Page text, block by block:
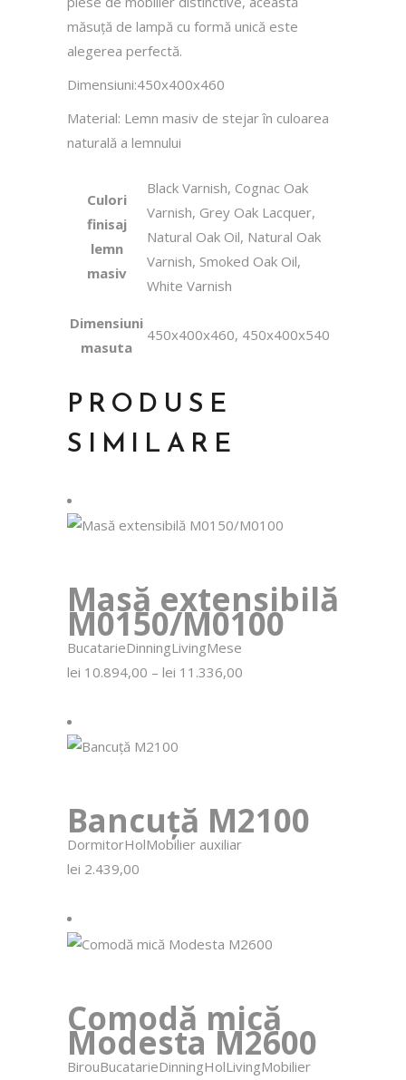
măsuță de lampă cu formă unică este
alegerea perfectă.
Dimensiuni:450х400х460
Material: Lemn masiv de stejar în culoarea
naturală a lemnului
Culori
finisaj
lemn
masiv
Black Varnish, Cognac Oak
Varnish, Grey Oak Lacquer,
Natural Oak Oil, Natural Oak
Varnish, Smoked Oak Oil,
White Varnish
Dimensiuni
masuta
450х400х460, 450х400х540
PRODUSE
SIMILARE
Masă extensibilă
M0150/M0100
BucatarieDinningLivingMese
lei 10.894,00 – lei 11.336,00
Bancuță M2100
DormitorHolMobilier auxiliar
lei 2.439,00
Comodă mică
Modesta M2600
BirouBucatarieDinningHolLivingMobilier